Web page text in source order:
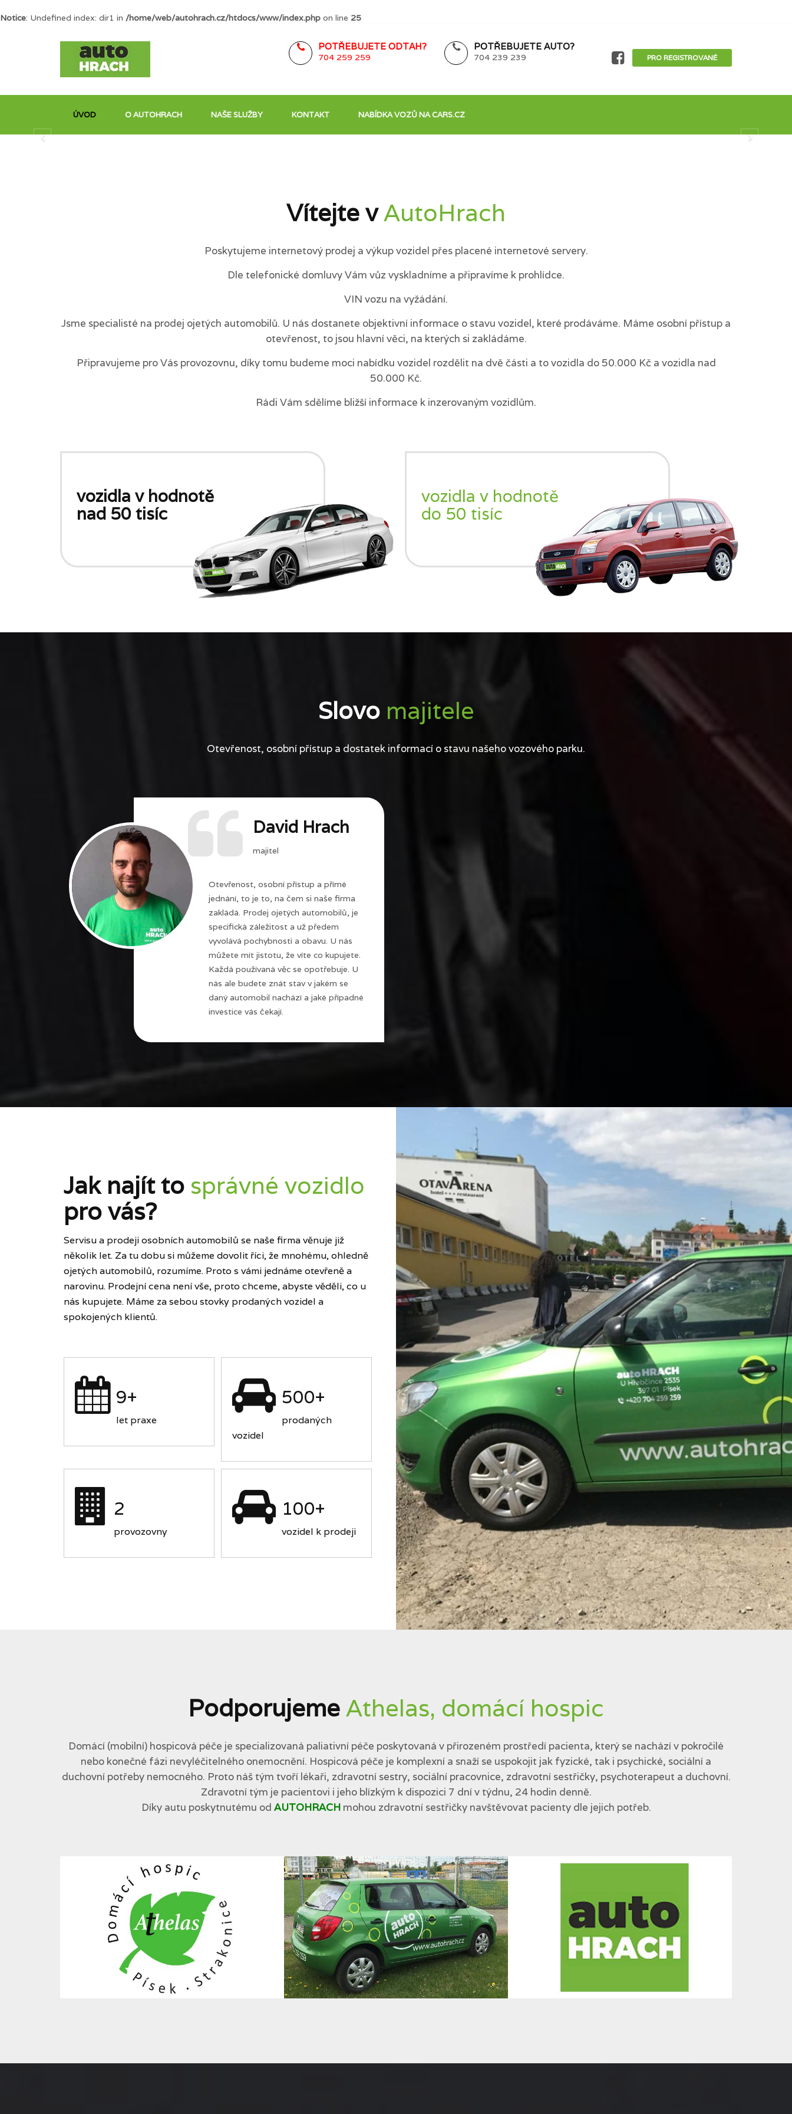
Notice: Undefined index: dir1 in /home/web/autohrach.cz/htdocs/www/index.php on line 25
POTŘEBUJETE ODTAH?
704 259 259
POTŘEBUJETE AUTO?
704 239 239 PRO REGISTROVANÉ
ÚVOD O AUTOHRACH NAŠE SLUŽBY KONTAKT NABÍDKA VOZŮ NA CARS.CZ
Vítejte vAutoHrach
Poskytujeme internetový prodej a výkup vozidel přes placené internetové servery.
Dle telefonické domluvy Vám vůz vyskladníme a připravíme k prohlídce.
VIN vozu na vyžádání.
Jsme specialisté na prodej ojetých automobilů. U nás dostanete objektivní informace o stavu vozidel, které prodáváme. Máme osobní přístup a
otevřenost, to jsou hlavní věci, na kterých si zakládáme.
Připravujeme pro Vás provozovnu, díky tomu budeme moci nabídku vozidel rozdělit na dvě části a to vozidla do 50.000 Kč a vozidla nad
50.000 Kč.
Rádi Vám sdělíme bližší informace k inzerovaným vozidlům.
vozidla v hodnotě
nad 50 tisíc
vozidla v hodnotě
do 50 tisíc
Slovo majitele
Otevřenost, osobní přístup a dostatek informací o stavu našeho vozového parku.
David Hrach
majitel
Otevřenost, osobní přístup a přímé
jednání, to je to, na čem si naše firma
zakládá. Prodej ojetých automobilů, je
specifická záležitost a už předem
vyvolává pochybnosti a obavu. U nás
můžete mít jistotu, že víte co kupujete.
Každá používaná věc se opotřebuje. U
nás ale budete znát stav v jakém se
daný automobil nachází a jaké případné
investice vás čekají.
Jak najít to správné vozidlo
pro vás?
Servisu a prodeji osobních automobilů se naše firma věnuje již
několik let. Za tu dobu si můžeme dovolit říci, že mnohému, ohledně
ojetých automobilů, rozumíme. Proto s vámi jednáme otevřeně a
narovinu. Prodejní cena není vše, proto chceme, abyste věděli, co u
nás kupujete. Máme za sebou stovky prodaných vozidel a
spokojených klientů.
9+
let praxe
500+
prodaných
vozidel
2
provozovny
100+
vozidel k prodeji
PodporujemeAthelas, domácí hospic
Domácí (mobilní) hospicová péče je specializovaná paliativní péče poskytovaná v přirozeném prostředí pacienta, který se nachází v pokročilé
nebo konečné fázi nevyléčitelného onemocnění. Hospicová péče je komplexní a snaží se uspokojit jak fyzické, tak i psychické, sociální a
duchovní potřeby nemocného. Proto náš tým tvoří lékaři, zdravotní sestry, sociální pracovnice, zdravotní sestřičky, psychoterapeut a duchovní.
Zdravotní tým je pacientovi i jeho blízkým k dispozici 7 dní v týdnu, 24 hodin denně.
Díky autu poskytnutému od AUTOHRACHmohou zdravotní sestřičky navštěvovat pacienty dle jejich potřeb.